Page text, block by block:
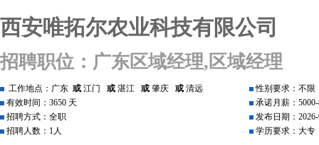
西安唯拓尔农业科技有限公司
招聘职位：广东区域经理,区域经理
工作地点：广东 或 江门 或 湛江 或 肇庆 或 清远
有效时间：3650 天
招聘方式：全职
招聘人数：1人
性别要求：不限
承诺月薪：5000-
发布日期：
学历要求：大专